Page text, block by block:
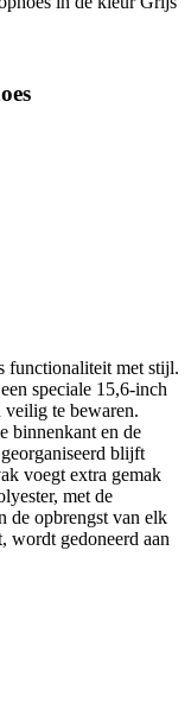
functionaliteit met stijl.
speciale 15,6-inch
te bewaren.
binnenkant en de
blijft
voegt extra gemak
met de
opbrengst van elk
gedoneerd aan